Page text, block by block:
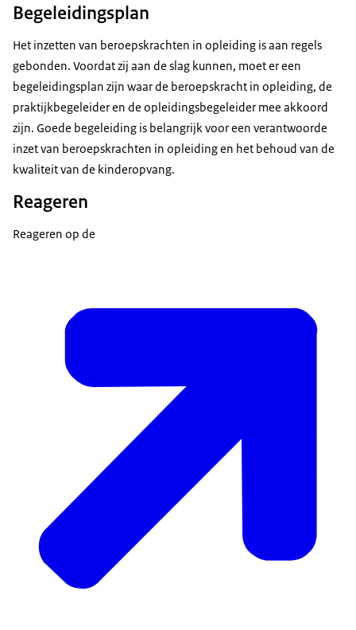
Begeleidingsplan
Het inzetten van beroepskrachten in opleiding is aan regels
gebonden. Voordat zij aan de slag kunnen, moet er een
begeleidingsplan zijn waar de beroepskracht in opleiding, de
praktijkbegeleider en de opleidingsbegeleider mee akkoord
zijn. Goede begeleiding is belangrijk voor een verantwoorde
inzet van beroepskrachten in opleiding en het behoud van de
kwaliteit van de kinderopvang.
Reageren
Reageren op de